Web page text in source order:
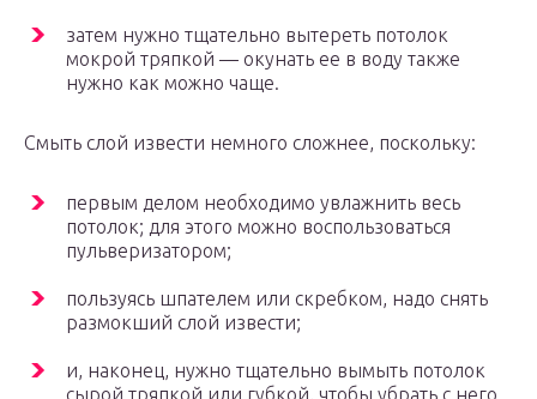
затем нужно тщательно вытереть потолок
мокрой тряпкой — окунать ее в воду также
нужно как можно чаще.
Смыть слой извести немного сложнее, поскольку:
первым делом необходимо увлажнить весь
потолок; для этого можно воспользоваться
пульверизатором;
пользуясь шпателем или скребком, надо снять
размокший слой извести;
и, наконец, нужно тщательно вымыть потолок
сырой тряпкой или губкой, чтобы убрать с него